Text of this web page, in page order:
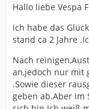
Hallo liebe Vespa
ich habe das
stand ca 2 Jahre
Nach
an,jedoch nur mit
.Sowie dieser
geben ab.Aber im